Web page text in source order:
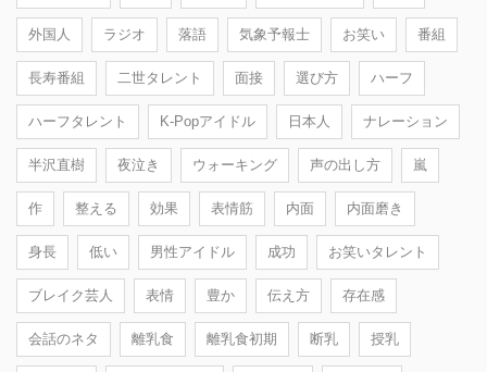
外国人 ラジオ 落語 気象予報士 お笑い 番組
長寿番組 二世タレント 面接 選び方 ハーフ
ハーフタレント K-Popアイドル 日本人 ナレーション
半沢直樹 夜泣き ウォーキング 声の出し方 嵐
作 整える 効果 表情筋 内面 内面磨き
身長 低い 男性アイドル 成功 お笑いタレント
ブレイク芸人 表情 豊か 伝え方 存在感
会話のネタ 離乳食 離乳食初期 断乳 授乳